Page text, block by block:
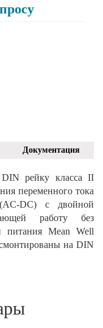
Документация
рейку класса II
переменного тока
DC) c двойной
работу без
питания Mean Well
на DIN